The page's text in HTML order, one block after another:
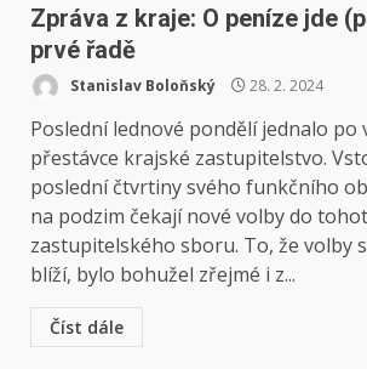
Zpráva z kraje: O peníze jde
prvé řadě
Stanislav Boloňský 28. 2. 2024
Poslední lednové pondělí jednalo po
přestávce krajské zastupitelstvo.
poslední čtvrtiny svého funkčního
na podzim čekají nové volby do
zastupitelského sboru. To, že volby
blíží, bylo bohužel zřejmé i z...
Číst dále